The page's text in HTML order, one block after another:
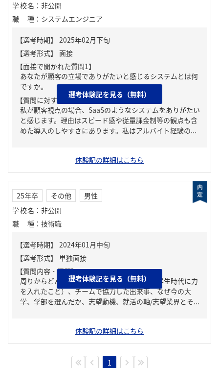
学校名 ： 非公開
職種 ： システムエンジニア
【面接で聞かれた質問1】
あなたが顧客の立場でありがたいと感じるシステムとは何
ですか。
【質問に対する回答1】
私が顧客視点の場合、SaaSのようなシステムをありがたい
と感じます。理由はスピード感や従量課金制等の観点も含
めた導入のしやすさにあります。私はアルバイト経験の...
選考体験記を見る（無料）
体験記の詳細はこちら
25年卒 その他
男性
学校名 ： 非公開
職種 ： 技術職
【質問内容・課題】
周りからどんな人といわれる？、ガクチカ（学生時代に力
を入れたこと）、チームで協力した出来事、なぜ今の大
学、学部を選んだか、志望動機、就活の軸/志望業界とそ...
選考体験記を見る（無料）
体験記の詳細はこちら
1